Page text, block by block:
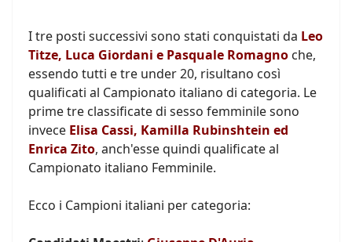
I tre posti successivi sono stati conquistati da Leo
Titze, Luca Giordani e Pasquale Romagno che,
essendo tutti e tre under 20, risultano così
qualificati al Campionato italiano di categoria. Le
prime tre classificate di sesso femminile sono
invece Elisa Cassi, Kamilla Rubinshtein ed
Enrica Zito, anch'esse quindi qualificate al
Campionato italiano Femminile.
Ecco i Campioni italiani per categoria: